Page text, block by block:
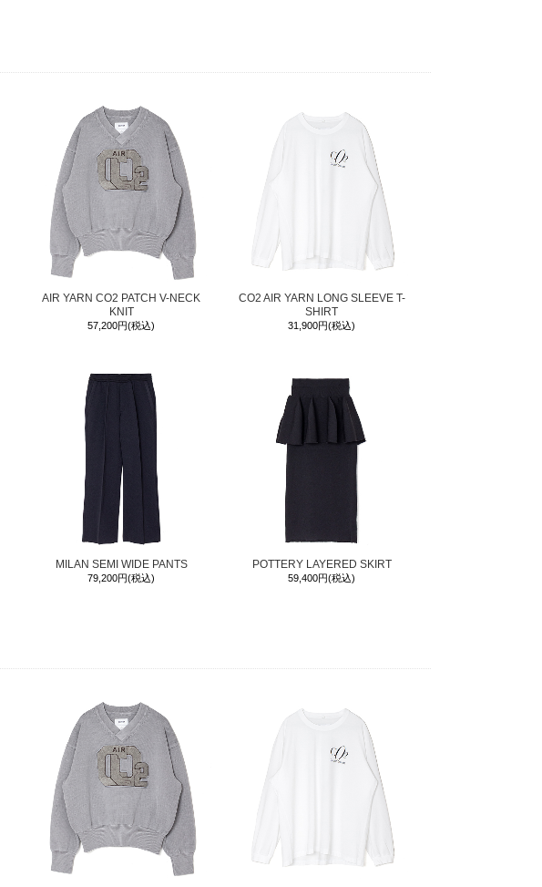
AIR YARN CO2 PATCH V-NECK
KNIT
57,200円(税込)
CO2 AIR YARN LONG SLEEVE T-
SHIRT
31,900円(税込)
MILAN SEMI WIDE PANTS
79,200円(税込)
POTTERY LAYERED SKIRT
59,400円(税込)